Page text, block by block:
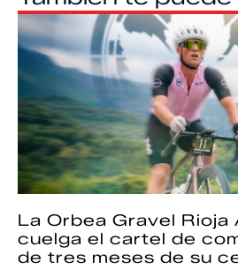
La Orbea Gravel Rioja
cuelga el cartel de
de tres meses de su